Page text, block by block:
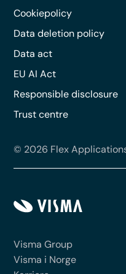
Cookiepolicy
Data deletion policy
Data act
EU AI Act
Responsible disclosure
Trust centre
© 2026 Flex
Visma Group
Visma i Norge